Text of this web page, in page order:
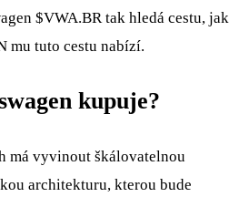
$VWA.BRtak hledá cestu, jak
mu tuto cestu nabízí.
kupuje?
má vyvinout škálovatelnou
architekturu, kterou bude